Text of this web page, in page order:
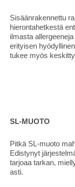
Sisäänrakennettu
hierontahetkestä
ilmasta
erityisen
tukee myös
SL-MUOTO
Pitkä SL-muoto
Edistynyt
tarjoaa tarkan,
asti.